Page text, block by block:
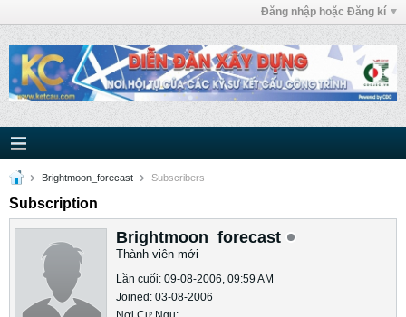
Đăng nhập hoặc Đăng kí
Brightmoon_forecast Subscribers
Subscription
Brightmoon_forecast
Thành viên mới
Lần cuối: 09-08-2006, 09:59 AM
Joined: 03-08-2006